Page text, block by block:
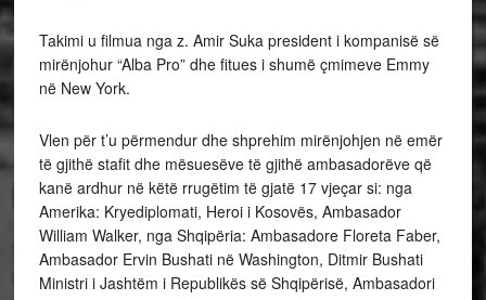
Takimi u filmua nga z. Amir Suka president i kompanisë së
mirënjohur “Alba Pro” dhe fitues i shumë çmimeve Emmy
në New York.
Vlen për t’u përmendur dhe shprehim mirënjohjen në emër
të gjithë stafit dhe mësuesëve të gjithë ambasadorëve që
kanë ardhur në këtë rrugëtim të gjatë 17 vjeçar si: nga
Amerika: Kryediplomati, Heroi i Kosovës, Ambasador
William Walker, nga Shqipëria: Ambasadore Floreta Faber,
Ambasador Ervin Bushati në Washington, Ditmir Bushati
Ministri i Jashtëm i Republikës së Shqipërisë, Ambasadori